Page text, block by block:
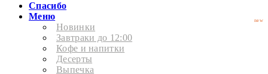
Спасибо
Меню
Новинки
new
Завтраки до 12:00
Кофе и напитки
Десерты
Выпечка